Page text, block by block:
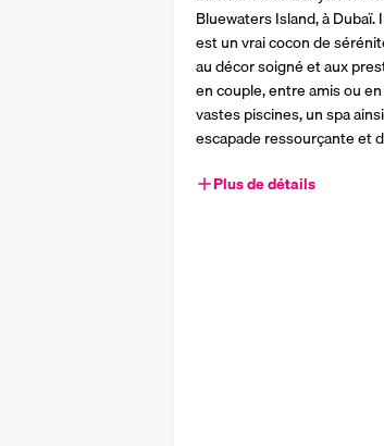
Bluewaters Island, à
est un vrai cocon de
au décor soigné et aux
en couple, entre amis ou
vastes piscines, un spa
escapade ressourçante et
Plus de détails